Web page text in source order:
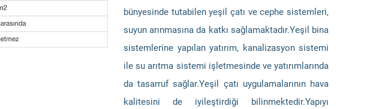
bünyesinde tutabilen yeşil çatı ve cephe sistemleri,
suyun arınmasına da katkı sağlamaktadır.Yeşil bina
sistemlerine yapılan yatırım, kanalizasyon sistemi
ile su arıtma sistemi işletmesinde ve yatırımlarında
da tasarruf sağlar.Yeşil çatı uygulamalarının hava
kalitesini de iyileştirdiği bilinmektedir.Yapıyı